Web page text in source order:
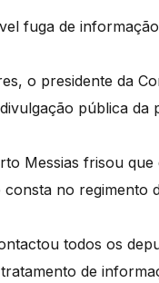
fuga de
o presidente da
pública da
Messias frisou
no regimento
todos os
de